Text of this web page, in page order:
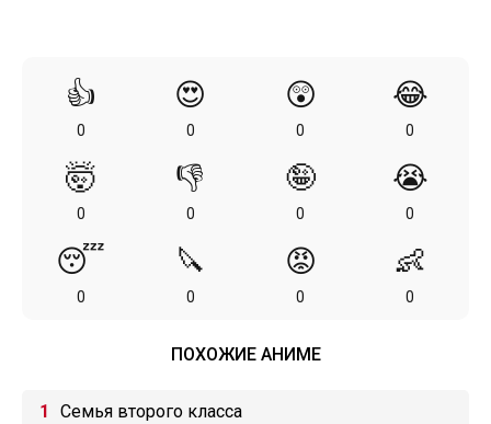
👍
0
😍
0
😲
0
😂
0
🤯
0
👎
0
🤪
0
😭
0
😴
0
🔪
0
😡
0
👶
0
ПОХОЖИЕ АНИМЕ
Семья второго класса